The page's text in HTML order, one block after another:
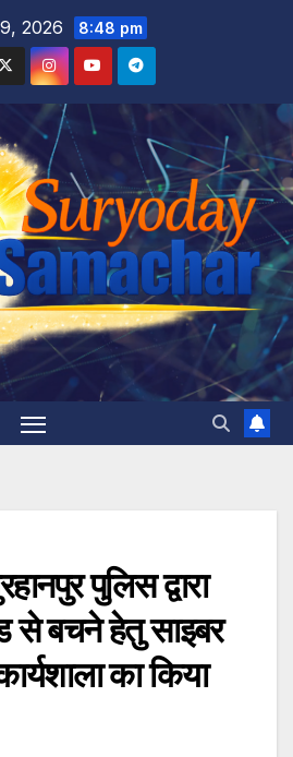
2026 8:48 pm
पुलिस द्वारा
से बचने हेतु साइबर
का किया